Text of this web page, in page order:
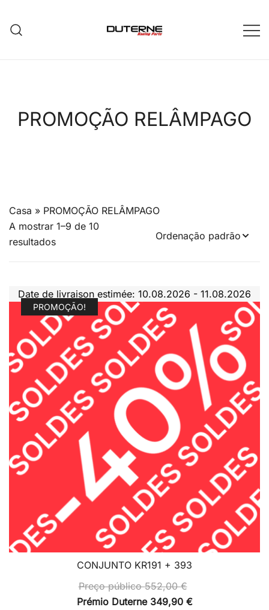
para
PROMOÇÃO RELÂMPAGO
Casa » PROMOÇÃO RELÂMPAGO
A mostrar 1–9 de 10
resultados
Date de livraison estimée: 10.08.2026 - 11.08.2026
PROMOÇÃO!
CONJUNTO KR191 + 393
Preço público552,00€
Prémio Duterne 349,90 €